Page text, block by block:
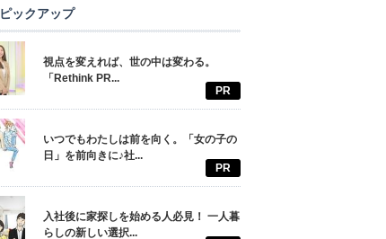
ピックアップ
視点を変えれば、世の中は変わる。
「Rethink PR...
PR
いつでもわたしは前を向く。「女の子の
日」を前向きに♪社...
PR
入社後に家探しを始める人必見！ 一人暮
らしの新しい選択...